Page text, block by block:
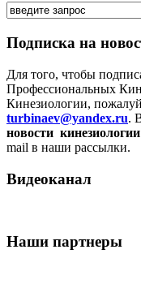
Подписка на
Для того, чтобы
Профессиональных
Кинезиологии,
turbinaev@yandex.ru.
новости
mail в наши рассылки.
Видеоканал
Наши партнеры